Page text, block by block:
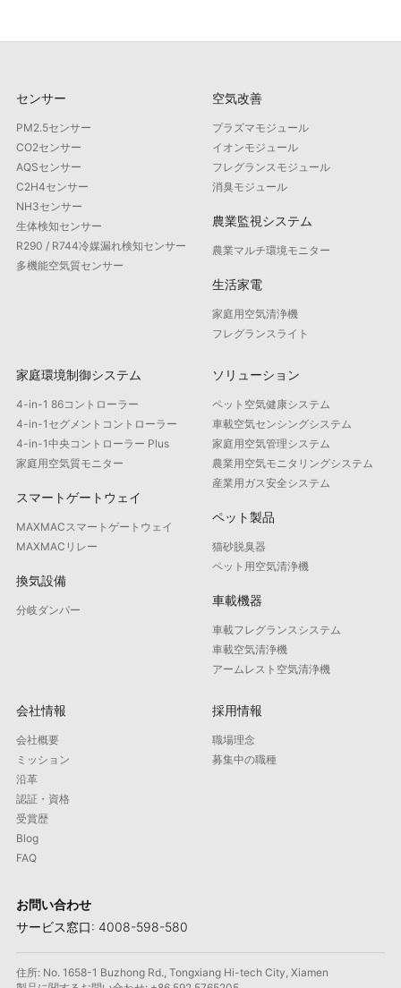
センサー
PM2.5センサー
CO2センサー
AQSセンサー
C2H4センサー
NH3センサー
生体検知センサー
R290 / R744冷媒漏れ検知センサー
多機能空気質センサー
空気改善
プラズマモジュール
イオンモジュール
フレグランスモジュール
消臭モジュール
農業監視システム
農業マルチ環境モニター
生活家電
家庭用空気清浄機
フレグランスライト
家庭環境制御システム
4-in-1 86コントローラー
4-in-1セグメントコントローラー
4-in-1中央コントローラー Plus
家庭用空気質モニター
スマートゲートウェイ
MAXMACスマートゲートウェイ
MAXMACリレー
換気設備
分岐ダンパー
ソリューション
ペット空気健康システム
車載空気センシングシステム
家庭用空気管理システム
農業用空気モニタリングシステム
産業用ガス安全システム
ペット製品
猫砂脱臭器
ペット用空気清浄機
車載機器
車載フレグランスシステム
車載空気清浄機
アームレスト空気清浄機
会社情報
会社概要
ミッション
沿革
認証・資格
受賞歴
Blog
FAQ
採用情報
職場理念
募集中の職種
お問い合わせ
サービス窓口: 4008-598-580
住所: No. 1658-1 Buzhong Rd., Tongxiang Hi-tech City, Xiamen